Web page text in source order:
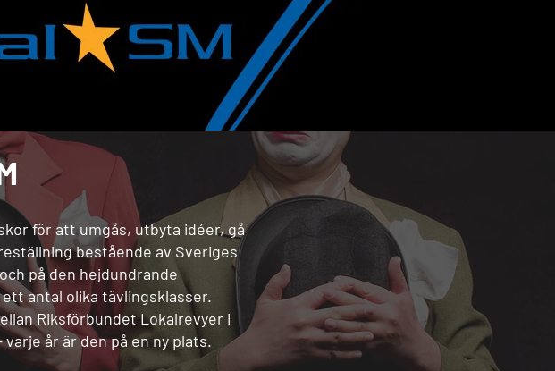
för att umgås, utbyta idéer, gå
bestående av Sveriges
på den hejdundrande
antal olika tävlingsklasser.
Riksförbundet Lokalrevyer i
år är den på en ny plats.